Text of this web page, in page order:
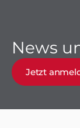
News
Jetzt